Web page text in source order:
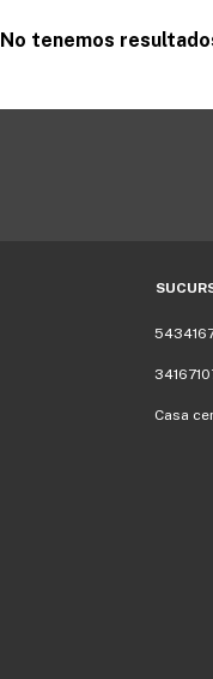
No tenemos
Casa